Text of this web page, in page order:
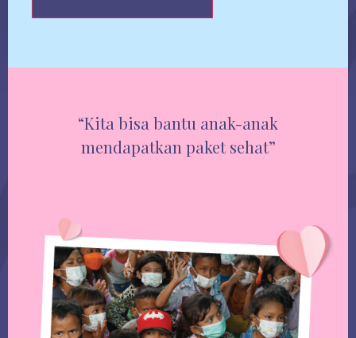
“Kita bisa bantu anak-anak
mendapatkan paket sehat”